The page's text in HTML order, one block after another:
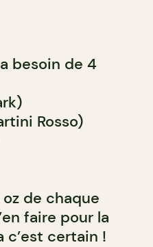
besoin de 4
Rosso)
oz de chaque
faire pour la
c’est certain !